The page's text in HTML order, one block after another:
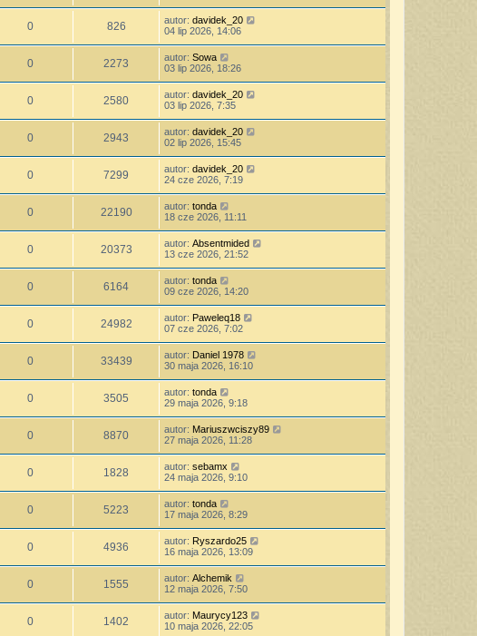
0 826 autor: davidek_20
04 lip 2026, 14:06
0 2273 autor: Sowa
03 lip 2026, 18:26
0 2580 autor: davidek_20
03 lip 2026, 7:35
0 2943 autor: davidek_20
02 lip 2026, 15:45
0 7299 autor: davidek_20
24 cze 2026, 7:19
0 22190 autor: tonda
18 cze 2026, 11:11
0 20373 autor: Absentmided
13 cze 2026, 21:52
0 6164 autor: tonda
09 cze 2026, 14:20
0 24982 autor: Paweleq18
07 cze 2026, 7:02
0 33439 autor: Daniel 1978
30 maja 2026, 16:10
0 3505 autor: tonda
29 maja 2026, 9:18
0 8870 autor: Mariuszwciszy89
27 maja 2026, 11:28
0 1828 autor: sebamx
24 maja 2026, 9:10
0 5223 autor: tonda
17 maja 2026, 8:29
0 4936 autor: Ryszardo25
16 maja 2026, 13:09
0 1555 autor: Alchemik
12 maja 2026, 7:50
0 1402 autor: Maurycy123
10 maja 2026, 22:05